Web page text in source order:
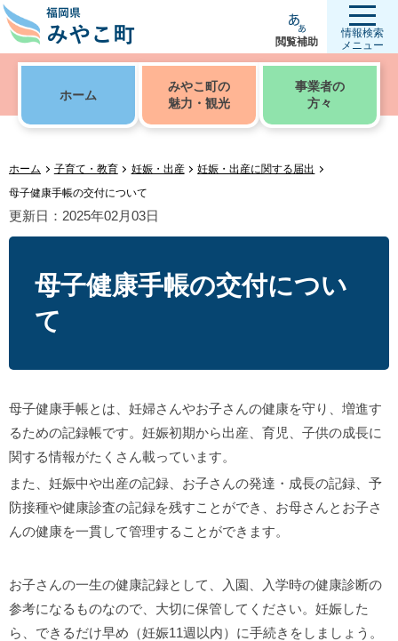
閲覧補助
情報検索
メニュー
ホーム
みやこ町の
魅力・観光
事業者の
方々
ホーム 子育て・教育 妊娠・出産
妊娠・出産に関する届出
母子健康手帳の交付について
更新日：2025年02月03日
母子健康手帳の交付につい
て
母子健康手帳とは、妊婦さんやお子さんの健康を守り、増進す
るための記録帳です。妊娠初期から出産、育児、子供の成長に
関する情報がたくさん載っています。
また、妊娠中や出産の記録、お子さんの発達・成長の記録、予
防接種や健康診査の記録を残すことができ、お母さんとお子さ
んの健康を一貫して管理することができます。
お子さんの一生の健康記録として、入園、入学時の健康診断の
参考になるものなので、大切に保管してください。妊娠した
ら、できるだけ早め（妊娠11週以内）に手続きをしましょう。